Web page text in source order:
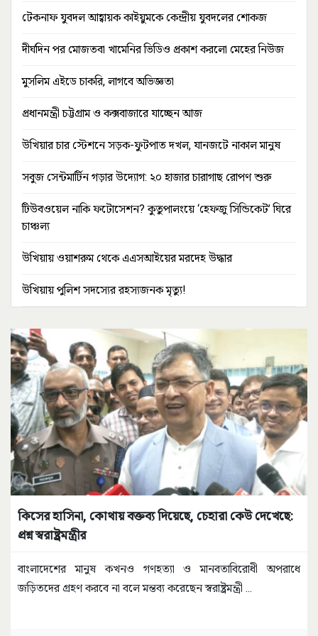
টেকনাফ যুবদল আহ্বায়ক কাইয়ুমকে কেন্দ্রীয় যুবদলের শোকজ
দীর্ঘদিন পর মোজতবা খামেনির ভিডিও প্রকাশ করলো মেহের নিউজ
মুসলিম এইডে চাকরি, লাগবে অভিজ্ঞতা
প্রধানমন্ত্রী চট্টগ্রাম ও কক্সবাজারে যাচ্ছেন আজ
উখিয়ার চার স্টেশনে সড়ক-ফুটপাত দখল, যানজটে নাকাল মানুষ
সবুজ সেন্টমার্টিন গড়ার উদ্যোগ: ২০ হাজার চারাগাছ রোপণ শুরু
টিউবওয়েল নাকি ফটোসেশন? কুতুপালংয়ে ‘হেফজু সিন্ডিকেট’ ঘিরে
চাঞ্চল্য
উখিয়ায় ওয়াশরুম থেকে এএসআইয়ের মরদেহ উদ্ধার
উখিয়ায় পুলিশ সদস্যের রহস্যজনক মৃত্যু!
কিসের হাসিনা, কোথায় বক্তব্য দিয়েছে, চেহারা কেউ দেখেছে:
প্রশ্ন স্বরাষ্ট্রমন্ত্রীর
বাংলাদেশের মানুষ কখনও গণহত্যা ও মানবতাবিরোধী অপরাধে
জড়িতদের গ্রহণ করবে না বলে মন্তব্য করেছেন স্বরাষ্ট্রমন্ত্রী ...